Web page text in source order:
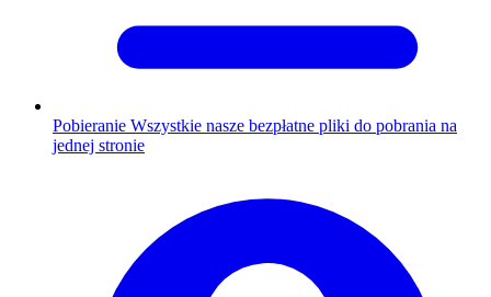
Pobieranie Wszystkie nasze bezpłatne pliki do pobrania na
jednej stronie